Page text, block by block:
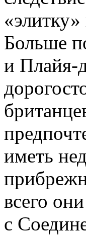
Больше
и Плайя-
иметь
всего
с